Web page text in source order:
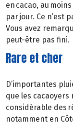
en cacao, au
par jour. Ce n’est
Vous avez
peut-être pas fini.
Rare et cher
D’importantes
que les cacaoyers
considérable des
notamment en